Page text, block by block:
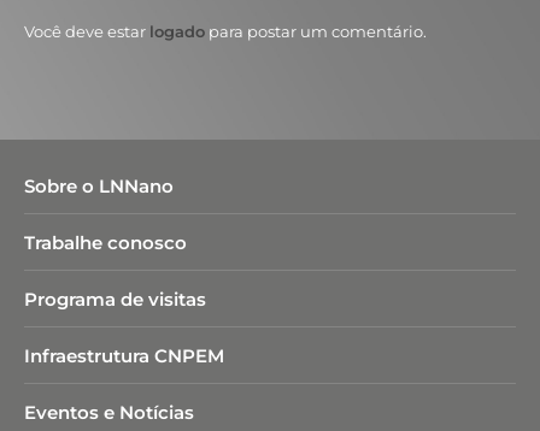
Você deve estar logado para postar um comentário.
Sobre o LNNano
Trabalhe conosco
Programa de visitas
Infraestrutura CNPEM
Eventos e Notícias